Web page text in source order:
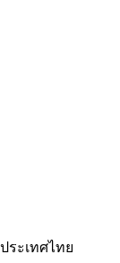
ระเทศไทย